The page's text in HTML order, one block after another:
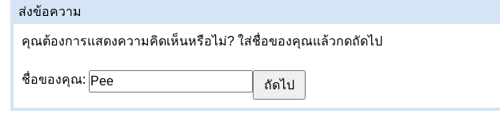
ส่งข้อความ
คุณต้องการแสดงความคิดเห็นหรือไม่? ใส่ชื่อของคุณแล้วกดถัดไป
ชื่อของคุณ: